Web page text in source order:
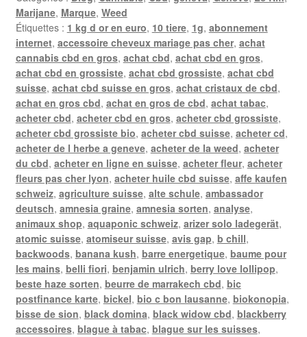
Marijane, Marque, Weed
Étiquettes : 1 kg d or en euro, 10 tiere, 1g, abonnement
internet, accessoire cheveux mariage pas cher, achat
cannabis cbd en gros, achat cbd, achat cbd en gros,
achat cbd en grossiste, achat cbd grossiste, achat cbd
suisse, achat cbd suisse en gros, achat cristaux de cbd,
achat en gros cbd, achat en gros de cbd, achat tabac,
acheter cbd, acheter cbd en gros, acheter cbd grossiste,
acheter cbd grossiste bio, acheter cbd suisse, acheter cd,
acheter de l herbe a geneve, acheter de la weed, acheter
du cbd, acheter en ligne en suisse, acheter fleur, acheter
fleurs pas cher lyon, acheter huile cbd suisse, affe kaufen
schweiz, agriculture suisse, alte schule, ambassador
deutsch, amnesia graine, amnesia sorten, analyse,
animaux shop, aquaponic schweiz, arizer solo ladegerät,
atomic suisse, atomiseur suisse, avis gap, b chill,
backwoods, banana kush, barre energetique, baume pour
les mains, belli fiori, benjamin ulrich, berry love lollipop,
beste haze sorten, beurre de marrakech cbd, bic
postfinance karte, bickel, bio c bon lausanne, biokonopia,
bisse de sion, black domina, black widow cbd, blackberry
accessoires, blague à tabac, blague sur les suisses,